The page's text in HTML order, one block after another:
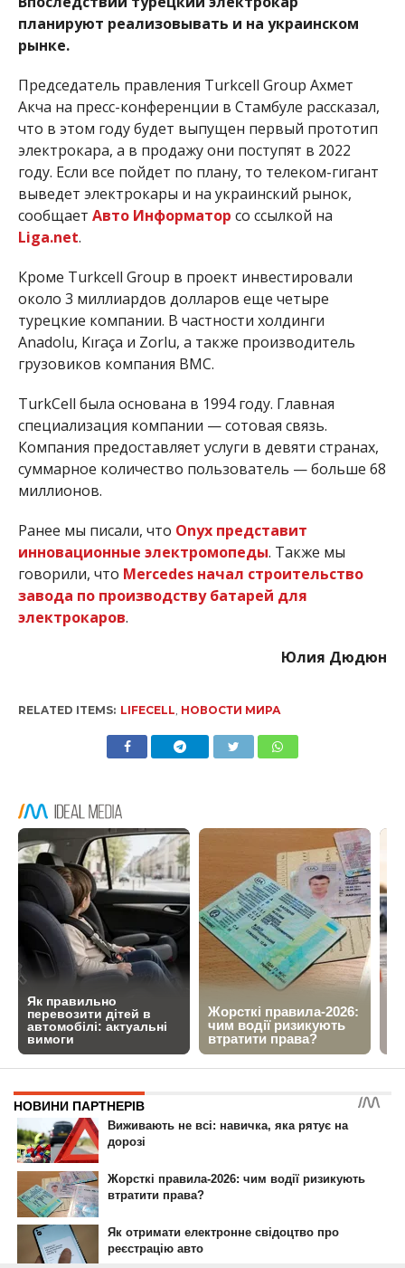
планируют реализовывать и на украинском
рынке.
Председатель правления Turkcell Group Ахмет
Акча на пресс-конференции в Стамбуле рассказал,
что в этом году будет выпущен первый прототип
электрокара, а в продажу они поступят в 2022
году. Если все пойдет по плану, то телеком-гигант
выведет электрокары и на украинский рынок,
сообщает Авто Информатор со ссылкой на
Liga.net.
Кроме Turkcell Group в проект инвестировали
около 3 миллиардов долларов еще четыре
турецкие компании. В частности холдинги
Anadolu, Kıraça и Zorlu, а также производитель
грузовиков компания BMC.
TurkCell была основана в 1994 году. Главная
специализация компании — сотовая связь.
Компания предоставляет услуги в девяти странах,
суммарное количество пользователь — больше 68
миллионов.
Ранее мы писали, что Onyx представит
инновационные электромопеды. Также мы
говорили, что Mercedes начал строительство
завода по производству батарей для
электрокаров.
Юлия Дюдюн
RELATED ITEMS: LIFECELL НОВОСТИ МИРА